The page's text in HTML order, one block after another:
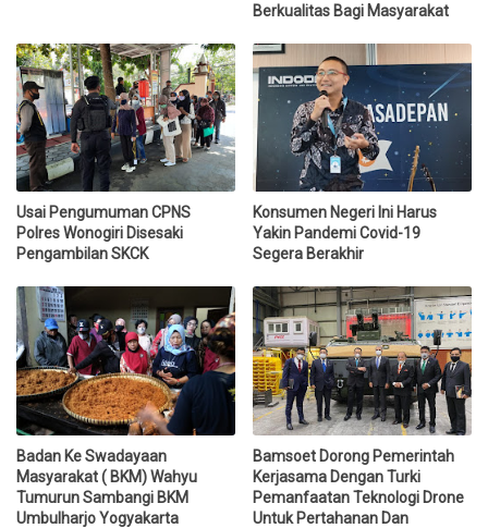
Berkualitas Bagi Masyarakat
Usai Pengumuman CPNS
Polres Wonogiri Disesaki
Pengambilan SKCK
Konsumen Negeri Ini Harus
Yakin Pandemi Covid-19
Segera Berakhir
Badan Ke Swadayaan
Masyarakat ( BKM) Wahyu
Tumurun Sambangi BKM
Umbulharjo Yogyakarta
Bamsoet Dorong Pemerintah
Kerjasama Dengan Turki
Pemanfaatan Teknologi Drone
Untuk Pertahanan Dan